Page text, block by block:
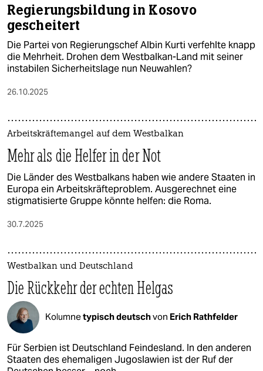
Regierungsbildung in Kosovo
gescheitert
Die Partei von Regierungschef Albin Kurti verfehlte knapp
die Mehrheit. Drohen dem Westbalkan-Land mit seiner
instabilen Sicherheitslage nun Neuwahlen?
26.10.2025
Arbeitskräftemangel auf dem Westbalkan
Mehr als die Helfer in der Not
Die Länder des Westbalkans haben wie andere Staaten in
Europa ein Arbeitskräfteproblem. Ausgerechnet eine
stigmatisierte Gruppe könnte helfen: die Roma.
30.7.2025
Westbalkan und Deutschland
Die Rückkehr der echten Helgas
Kolumnetypisch deutschvon Erich Rathfelder
Für Serbien ist Deutschland Feindesland. In den anderen
Staaten des ehemaligen Jugoslawien ist der Ruf der